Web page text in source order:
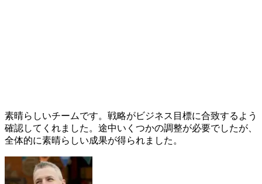
素晴らしいチームです。戦略がビジネス目標に合致するよう
確認してくれました。途中いくつかの調整が必要でしたが、
全体的に素晴らしい成果が得られました。